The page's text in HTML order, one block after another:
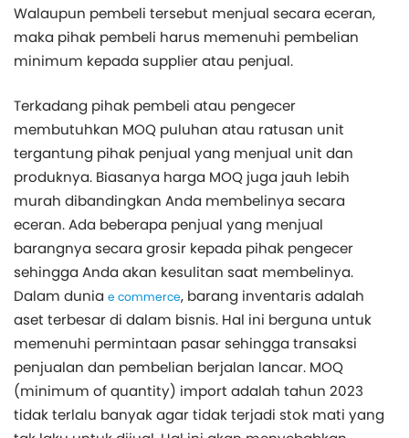
Walaupun pembeli tersebut menjual secara eceran,
maka pihak pembeli harus memenuhi pembelian
minimum kepada supplier atau penjual.
Terkadang pihak pembeli atau pengecer
membutuhkan MOQ puluhan atau ratusan unit
tergantung pihak penjual yang menjual unit dan
produknya. Biasanya harga MOQ juga jauh lebih
murah dibandingkan Anda membelinya secara
eceran. Ada beberapa penjual yang menjual
barangnya secara grosir kepada pihak pengecer
sehingga Anda akan kesulitan saat membelinya.
Dalam dunia e commerce, barang inventaris adalah
aset terbesar di dalam bisnis. Hal ini berguna untuk
memenuhi permintaan pasar sehingga transaksi
penjualan dan pembelian berjalan lancar. MOQ
(minimum of quantity) import adalah tahun 2023
tidak terlalu banyak agar tidak terjadi stok mati yang